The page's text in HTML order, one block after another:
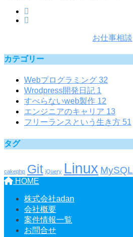
お仕事相談
カテゴリー
Webプログラミング 32
Wrodpress開発日記 1
すべらないweb製作 12
エンジニアのキャリア 13
フリーランスという生き方 51
タグ
cakephp Git jQuery Linux MySQL
HOME
株式会社adan
会社概要
案件情報一覧
お問合せ